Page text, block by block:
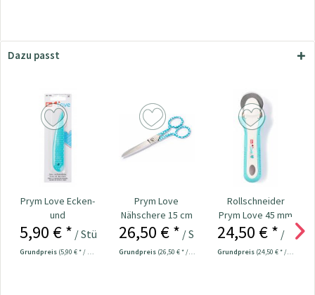
Dazu passt
Prym Love Ecken-
und
Kantenformer Nr.
5,90 € * / Stück
Grundpreis (5,90 € * / 1 Stück)
Prym Love
Nähschere 15 cm
Nr. 610541
26,50 € * / Stück
Grundpreis (26,50 € * / 1 Stück)
Rollschneider
Prym Love 45 mm
24,50 € * / Stück
Grundpreis (24,50 € * / 1 Stück)